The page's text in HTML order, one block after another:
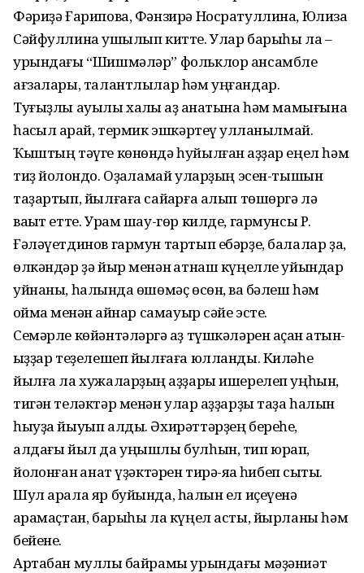
Фәриҙә Ғарипова, Фәнзирә Носратуллина, Юлиза
Сәйфуллина ҡушылып китте. Улар барыһы ла –
урындағы “Шишмәләр” фольклор ансамбле
ағзалары, талантлылар һәм уңғандар.
Туғыҙлы ауылы халҡы ҡаҙ ҡанатына һәм мамығына
һаҡсыл ҡарай, термик эшкәртеү ҡулланылмай.
Ҡыштың тәүге көнөндә һуйылған ҡаҙҙар еңел һәм
тиҙ йолҡондо. Оҙаҡламай уларҙың эсен-тышын
таҙартып, йылғаға сайҡарға алып төшөргә лә
ваҡыт етте. Урам шау-гөр килде, гармунсы Р.
Ғәләүетдинов гармун тартып ебәрҙе, балалар ҙа,
өлкәндәр ҙә йыр менән ҡатнаш күңелле уйындар
уйнаны, һалҡында өшөмәҫ өсөн, ваҡ бәлеш һәм
ҡоймаҡ менән ҡайнар самауыр сәйе эсте.
Семәрле көйәнтәләргә ҡаҙ түшкәләрен аҫҡан ҡатын-
ҡыҙҙар теҙелешеп йылғаға юлланды. Киләһе
йылға ла хужаларҙың ҡаҙҙары ишерелеп уңһын,
тигән теләктәр менән улар ҡаҙҙарҙы таҙа һалҡын
һыуҙа йыуып алды. Әхирәттәрҙең береһе,
алдағы йыл да уңышлы булһын, тип юрап,
йолҡонған ҡанат үҙәктәрен тирә-яҡҡа һибеп сыҡты.
Шул арала яр буйында, һалҡын ел иҫеүенә
ҡарамаҫтан, барыһы ла күңел асты, йырланы һәм
бейене.
Артабан муллыҡ байрамы урындағы мәҙәниәт